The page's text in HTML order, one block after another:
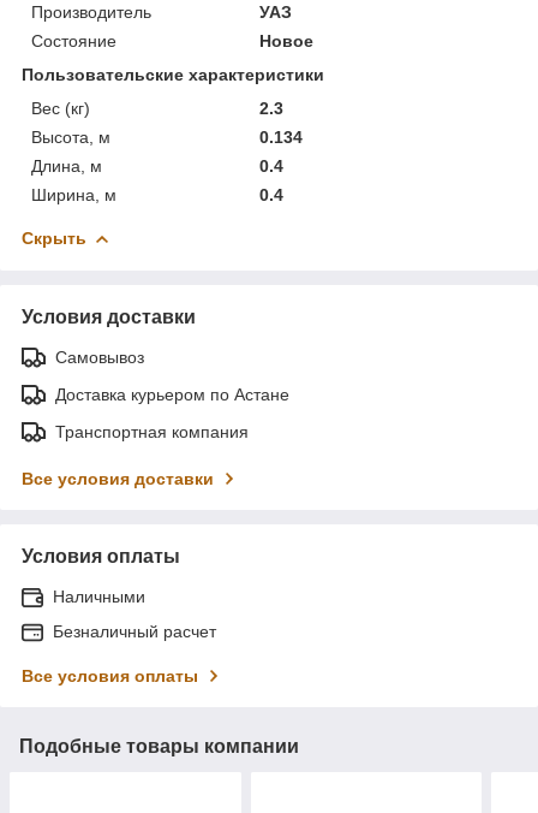
Производитель
УАЗ
Состояние
Новое
Пользовательские характеристики
Вес (кг)
2.3
Высота, м
0.134
Длина, м
0.4
Ширина, м
0.4
Скрыть
Условия доставки
Самовывоз
Доставка курьером по Астане
Транспортная компания
Все условия доставки
Условия оплаты
Наличными
Безналичный расчет
Все условия оплаты
Подобные товары компании